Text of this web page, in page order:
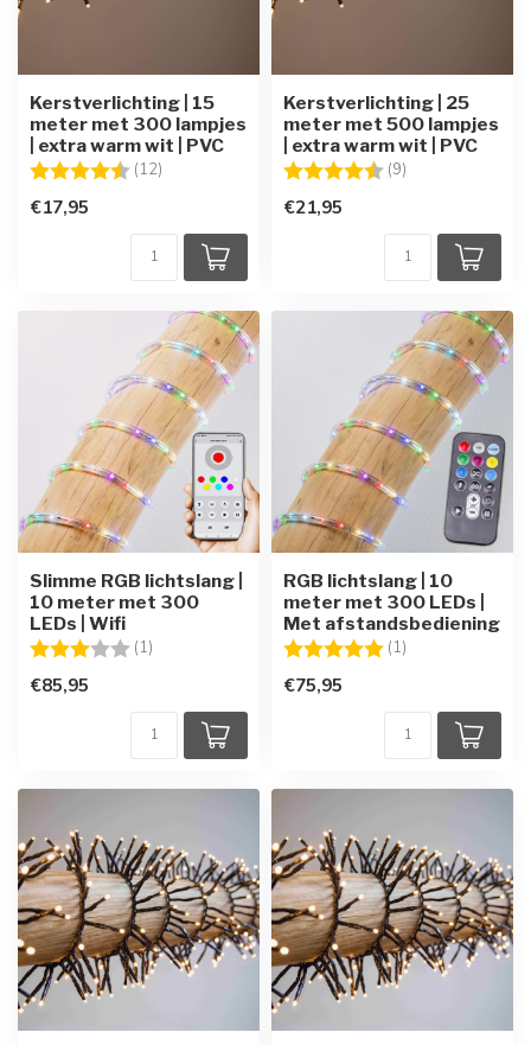
Kerstverlichting | 15
meter met 300 lampjes
| extra warm wit | PVC
Beoordeling: (12)
€17,95
Kerstverlichting | 25
meter met 500 lampjes
| extra warm wit | PVC
Beoordeling: (9)
€21,95
Slimme RGB lichtslang |
10 meter met 300
LEDs | Wifi
Beoordeling: (1)
€85,95
RGB lichtslang | 10
meter met 300 LEDs |
Met afstandsbediening
Beoordeling: (1)
€75,95